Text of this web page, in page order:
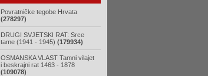
Povratničke tegobe Hrvata
(278297)
DRUGI SVJETSKI RAT: Srce
tame (1941 - 1945) (179934)
OSMANSKA VLAST Tamni vilajet
i beskrajni rat 1463 - 1878
(109078)